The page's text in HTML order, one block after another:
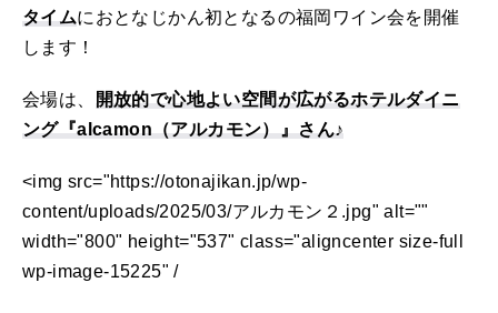
タイムにおとなじかん初となるの福岡ワイン会を開催
します！
会場は、 開放的で心地よい空間が広がるホテルダイニ
ング『alcamon（アルカモン）』さん♪
<img src="https://otonajikan.jp/wp-
content/uploads/2025/03/アルカモン２.jpg" alt=""
width="800" height="537" class="aligncenter size-full
wp-image-15225" /